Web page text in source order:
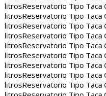
litrosReservatorio Tipo Taca
litrosReservatorio Tipo Taca
litrosReservatorio Tipo Taca
litrosReservatorio Tipo Taca
litrosReservatorio Tipo Taca
litrosReservatorio Tipo Taca
litrosReservatorio Tipo Taca
litrosReservatorio Tipo Taca
litrosReservatorio Tipo Taca